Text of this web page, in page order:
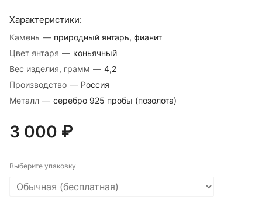
Характеристики:
Камень — природный янтарь, фианит
Цвет янтаря — коньячный
Вес изделия, грамм — 4,2
Производство — Россия
Металл — серебро 925 пробы (позолота)
3 000 ₽
Выберите упаковку